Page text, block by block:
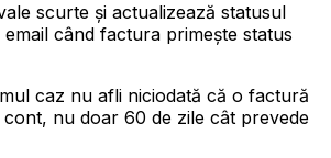
scurte și actualizează statusul
când factura primește status
caz nu afli niciodată că o factură
nu doar 60 de zile cât prevede